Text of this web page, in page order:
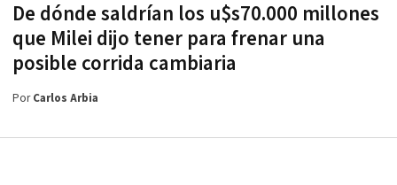
De dónde saldrían los u$s70.000 millones
que Milei dijo tener para frenar una
posible corrida cambiaria
PorCarlos Arbia